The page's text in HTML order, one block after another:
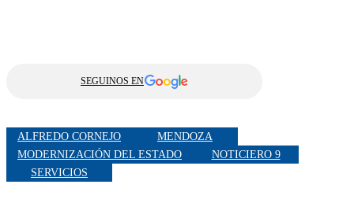
SEGUINOS EN
ALFREDO CORNEJO
MENDOZA
MODERNIZACIÓN DEL ESTADO
NOTICIERO 9
SERVICIOS